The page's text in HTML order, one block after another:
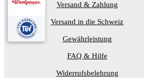
Versand & Zahlung
Versand in die Schweiz
Gewährleistung
FAQ & Hilfe
Widerrufsbelehrung